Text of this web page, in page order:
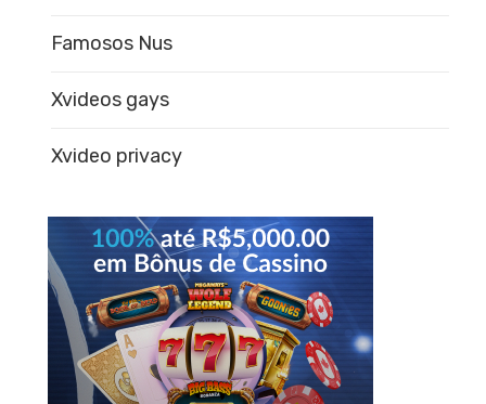
Famosos Nus
Xvideos gays
Xvideo privacy